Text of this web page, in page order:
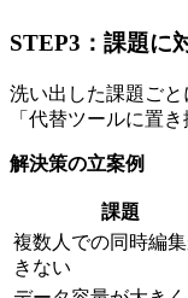
STEP3：課題に
洗い出した課題ご
「代替ツールに置
解決策の立案例
課題
複数人での同時編
きない